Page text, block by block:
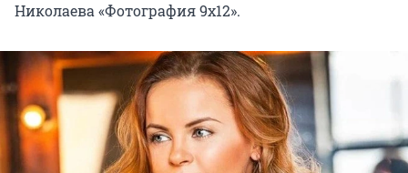
Николаева «Фотография 9х12».